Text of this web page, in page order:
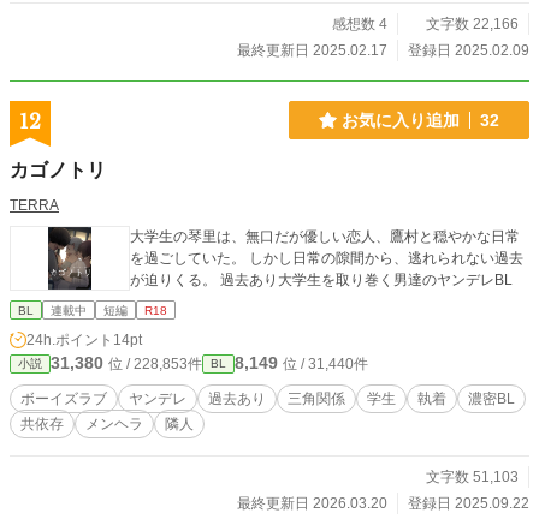
感想数 4
文字数 22,166
最終更新日 2025.02.17
登録日 2025.02.09
12 お気に入り追加 32
カゴノトリ
TERRA
大学生の琴里は、無口だが優しい恋人、鷹村と穏やかな日常
を過ごしていた。 しかし日常の隙間から、逃れられない過去
が迫りくる。 過去あり大学生を取り巻く男達のヤンデレBL
BL 連載中 短編 R18
24h.ポイント 14pt
小説 31,380 位 / 228,853件 BL 8,149 位 / 31,440件
ボーイズラブ ヤンデレ 過去あり 三角関係 学生 執着
濃密BL
共依存
メンヘラ 隣人
文字数 51,103
最終更新日 2026.03.20
登録日 2025.09.22